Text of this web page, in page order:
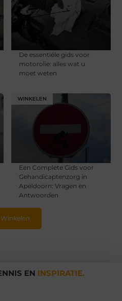
De essentiële gids voor
motorolie: alles wat u
moet weten
WINKELEN
Een Complete Gids voor
Gehandicaptenzorg in
Apeldoorn: Vragen en
Antwoorden
Winkelen
EN INSPIRATIE.